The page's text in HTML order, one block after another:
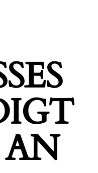
K
S